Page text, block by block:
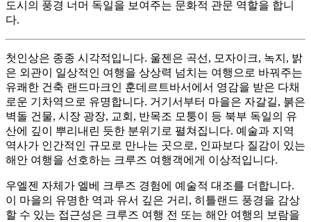
도시의 풍경 너머 독일을 보여주는 문화적 관문 역할을 합니
다.
첫인상은 종종 시각적입니다. 울젠은 곡선, 모자이크, 녹지, 밝
은 외관이 일상적인 여행을 상상력 넘치는 여행으로 바꿔주는
유쾌한 건축 랜드마크인 훈데르트바서에서 영감을 받은 다채
로운 기차역으로 유명합니다. 거기서부터 마을은 자갈길, 붉은
벽돌 건물, 시장 광장, 교회, 반목조 모퉁이 등 북부 독일의 유
산에 깊이 뿌리내린 듯한 분위기로 펼쳐집니다. 예술과 지역
역사가 인간적인 규모로 만나는 곳으로, 인파보다 질감이 있는
해안 여행을 선호하는 크루즈 여행객에게 이상적입니다.
우엘젠 자체가 엘베 크루즈 경험에 예술적 대조를 더합니다.
이 마을의 유명한 역과 유서 깊은 거리, 히틀랜드 풍경을 감상
할 수 있는 접근성은 크루즈 여행 전 또는 해안 여행의 보람을